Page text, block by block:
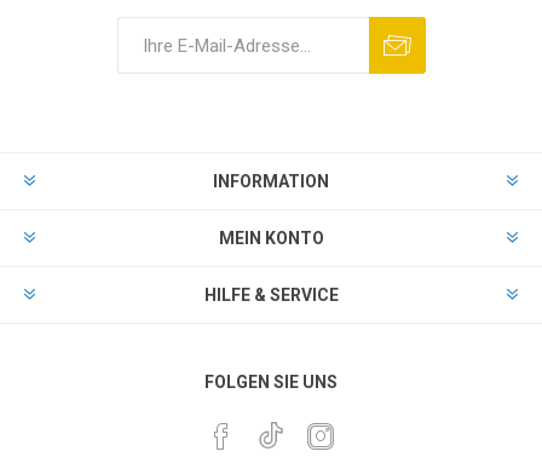
INFORMATION
MEIN KONTO
HILFE & SERVICE
FOLGEN SIE UNS